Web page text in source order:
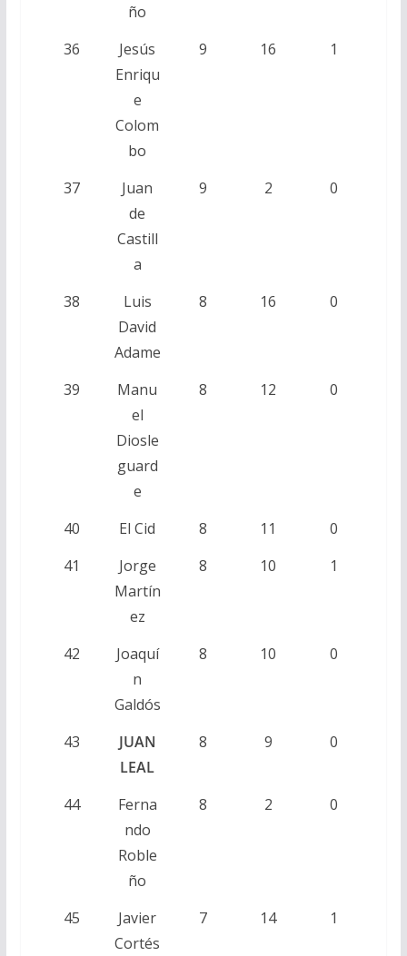
ño
36
Jesús
Enriqu
e
Colom
bo
9 16 1
37
Juan
de
Castill
a
9 2 0
38
Luis
David
Adame
8 16 0
39
Manu
el
Diosle
guard
e
8 12 0
40 El Cid 8 11
0
41
Jorge
Martín
ez
8 10 1
42
Joaquí
n
Galdós
8 10 0
43
JUAN
LEAL
8 9 0
44
Ferna
ndo
Roble
ño
8 2 0
45
Javier
Cortés
7 14 1